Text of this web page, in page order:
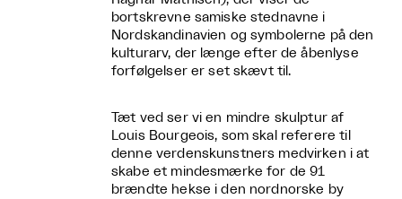
bortskrevne samiske stednavne i
Nordskandinavien og symbolerne på den
kulturarv, der længe efter de åbenlyse
forfølgelser er set skævt til.
Tæt ved ser vi en mindre skulptur af
Louis Bourgeois, som skal referere til
denne verdenskunstners medvirken i at
skabe et mindesmærke for de 91
brændte hekse i den nordnorske by